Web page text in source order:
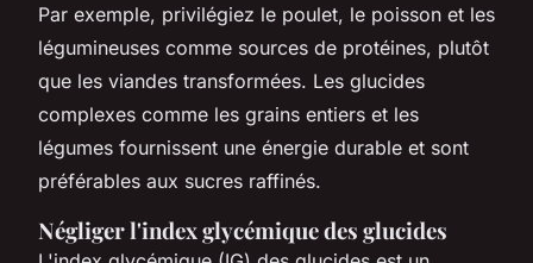
Par exemple, privilégiez le poulet, le poisson et les
légumineuses comme sources de protéines, plutôt
que les viandes transformées. Les glucides
complexes comme les grains entiers et les
légumes fournissent une énergie durable et sont
préférables aux sucres raffinés.
Négliger l'index glycémique des glucides